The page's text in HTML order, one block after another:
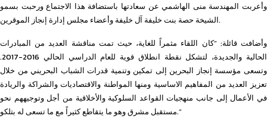
وأعربت المهندسة منى الهاشمي عن سعادتها باستضافة هذا الاجتماع ورحبت بسمو
الشيخة حصة بنت خليفة آل خليفة وأعضاء مجلس إدارة إنجاز الموقرين.
وأضافت قائلة: “كان اللقاء مثمراً للغاية، حيث تمت مناقشة العديد من المبادرات
الحالية والجديدة، لتشكل نقطة انطلاق قوية للعام الدراسي الحالي 2016-2017.
وتسعى مؤسسة إنجاز البحرين إلى تمكين وتنمية قدرات الشباب البحريني من خلال
تعزيز العديد من المفاهيم الاساسية ومنها المواطنة والاقتصاديات والشراكة والريادة
في الأعمال إلى جانب منهجيات القواعد السلوكية والأخلاقية من أجل وتوجيههم نحو
مستقبل مشرق وهو ما يتقاطع كثيراً مع ما تسعى له بتلكو.”